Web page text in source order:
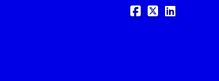
Facebook
X